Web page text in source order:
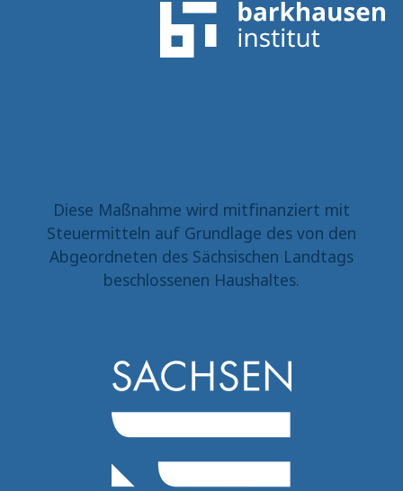
Diese Maßnahme wird mitfinanziert mit
Steuermitteln auf Grundlage des von den
Abgeordneten des Sächsischen Landtags
beschlossenen Haushaltes.